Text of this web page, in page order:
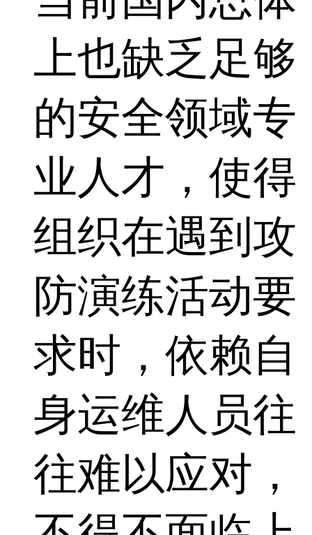
上也缺乏足够
的安全领域专
业人才，使得
组织在遇到攻
防演练活动要
求时，依赖自
身运维人员往
往难以应对，